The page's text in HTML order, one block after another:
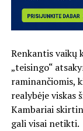
Renkantis vaikų
„teisingo“
raminančiomis,
realybėje viskas
Kambariai
gali visai netikti.